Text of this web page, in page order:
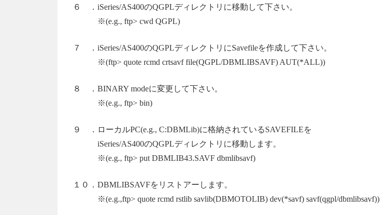
６ ．iSeries/AS400のQGPLディレクトリに移動して下さい。
※(e.g., ftp> cwd QGPL)
７ ．iSeries/AS400のQGPLディレクトリにSavefileを作成して下さい。
※(ftp> quote rcmd crtsavf file(QGPL/DBMLIBSAVF) AUT(*ALL))
８ ．BINARY modeに変更して下さい。
※(e.g., ftp> bin)
９ ．ローカルPC(e.g., C:DBMLib)に格納されているSAVEFILEを
iSeries/AS400のQGPLディレクトリに移動します。
※(e.g., ftp> put DBMLIB43.SAVF dbmlibsavf)
１０．DBMLIBSAVFをリストアーします。
※(e.g.,ftp> quote rcmd rstlib savlib(DBMOTOLIB) dev(*savf) savf(qgpl/dbmlibsavf))